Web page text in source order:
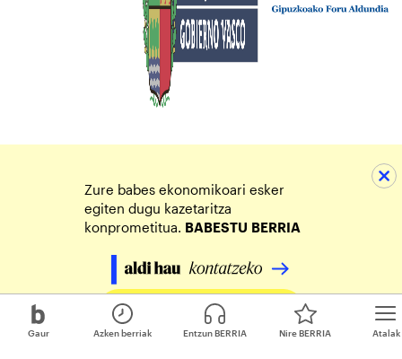
Gaur Atalak
Azken berriak Entzun BERRIA Nire BERRIA
Zure babes ekonomikoari esker
egiten dugu kazetaritza
konprometitua. BABESTU BERRIA
Egin zure ekarpena